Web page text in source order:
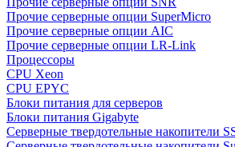
Прочие серверные опции SuperMicro
Прочие серверные опции AIC
Прочие серверные опции LR-Link
Процессоры
CPU Xeon
CPU EPYC
Блоки питания для серверов
Блоки питания Gigabyte
Серверные твердотельные накопители